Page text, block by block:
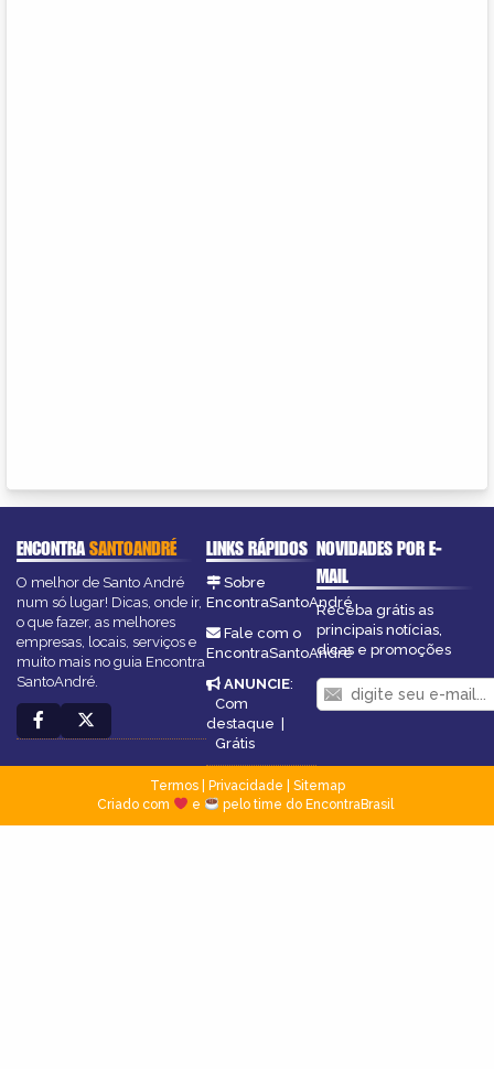
ENCONTRASANTOANDRÉ
O melhor de Santo André
num só lugar! Dicas, onde ir,
o que fazer, as melhores
empresas, locais, serviços e
muito mais no guia Encontra
SantoAndré.
LINKS RÁPIDOS
Sobre
EncontraSantoAndré
Fale com o
EncontraSantoAndré
ANUNCIE:
Com
destaque |
Grátis
NOVIDADES POR E-
MAIL
Receba grátis as
principais notícias,
dicas e promoções
Termos| Privacidade
Sitemap
Criado com
e pelo time do EncontraBrasil